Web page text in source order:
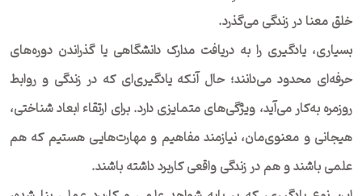
خلق معنا در زندگی می‌گذرد.
بسیاری، یادگیری را به دریافت مدارک دانشگاهی یا گذراندن دوره‌های
حرفه‌ای محدود می‌دانند؛ حال آنکه یادگیری‌ای که در زندگی و روابط
روزمره به‌کار می‌آید، ویژگی‌های متمایزی دارد. برای ارتقاء ابعاد شناختی،
هیجانی و معنوی‌مان، نیازمند مفاهیم و مهارت‌هایی هستیم که هم
علمی باشند و هم در زندگی واقعی کاربرد داشته باشند.